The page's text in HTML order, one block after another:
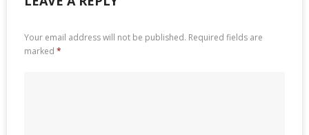
Your email address will not be published. Required fields are
marked *